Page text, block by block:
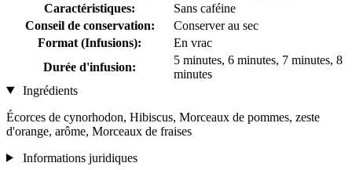
Caractéristiques:
Sans caféine
Conseil de conservation:
Conserver au sec
Format (Infusions):
En vrac
Durée d'infusion:
5 minutes, 6 minutes, 7 minutes, 8
minutes
Ingrédients
Écorces de cynorhodon, Hibiscus, Morceaux de pommes, zeste
d'orange, arôme, Morceaux de fraises
Informations juridiques